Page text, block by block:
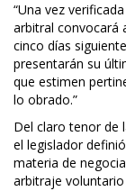
“Una vez
arbitral convocará
cinco días
presentarán su
que estimen
lo obrado.”
Del claro tenor de
el legislador
materia de
arbitraje